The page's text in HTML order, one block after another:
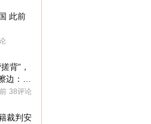
此前
背”，
边：视
容管理
38评论
裁判安